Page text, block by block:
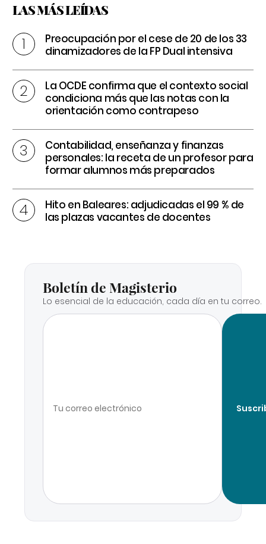
LAS MÁS LEÍDAS
Preocupación por el cese de 20 de los 33
dinamizadores de la FP Dual intensiva
La OCDE confirma que el contexto social
condiciona más que las notas con la
orientación como contrapeso
Contabilidad, enseñanza y finanzas
personales: la receta de un profesor para
formar alumnos más preparados
Hito en Baleares: adjudicadas el 99 % de
las plazas vacantes de docentes
Boletín de Magisterio
Lo esencial de la educación, cada día en tu correo.